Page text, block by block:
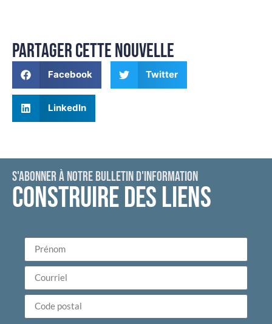
PARTAGER CETTE NOUVELLE
Facebook Twitter
LinkedIn
S'ABONNER À NOTRE BULLETIN D'INFORMATION
CONSTRUIRE DES LIENS